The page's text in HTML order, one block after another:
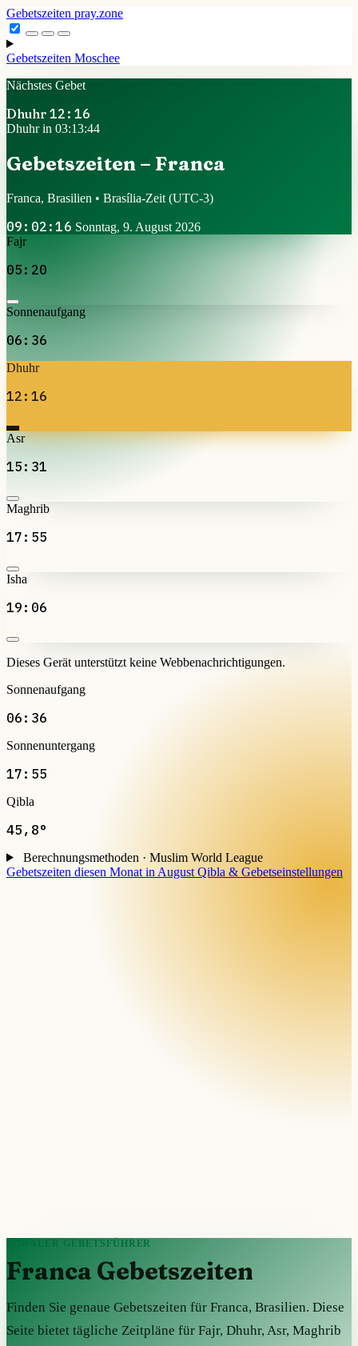
Gebetszeiten pray.zone
Gebetszeiten Moschee
Nächstes Gebet
Dhuhr 12:16
Dhuhr in 03:13:44
Gebetszeiten – Franca
Franca, Brasilien • Brasília-Zeit (UTC-3)
09:02:16 Sonntag, 9. August 2026
Fajr
05:20
Sonnenaufgang
06:36
Dhuhr
12:16
Asr
15:31
Maghrib
17:55
Isha
19:06
Dieses Gerät unterstützt keine Webbenachrichtigungen.
Sonnenaufgang
06:36
Sonnenuntergang
17:55
Qibla
45,8°
Berechnungsmethoden · Muslim World League
Gebetszeiten diesen Monat in August Qibla & Gebetseinstellungen
LOKALER GEBETSFÜHRER
Franca Gebetszeiten
Finden Sie genaue Gebetszeiten für Franca, Brasilien. Diese
Seite bietet tägliche Zeitpläne für Fajr, Dhuhr, Asr, Maghrib